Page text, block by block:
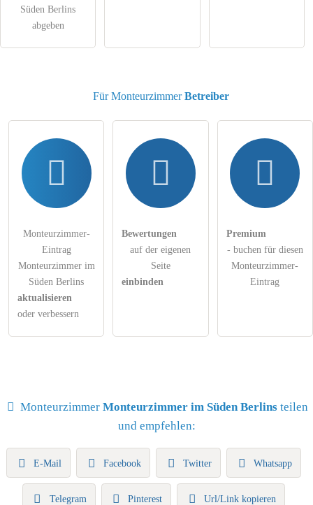
Klicken Sie hier um eine
Monteurzimmer-Eintrag zu stellen
Süden Berlins
abgeben
Für MonteurzimmerBetreiber
Monteurzimmer-
Eintrag
Monteurzimmer im
Süden Berlins
aktualisieren
oder verbessern
Bewertungen
auf der eigenen
Seite
einbinden
Premium
- buchen für diesen
Monteurzimmer-
Eintrag
MonteurzimmerMonteurzimmer im Süden Berlins teilen
und empfehlen:
E-Mail Facebook Twitter Whatsapp
Telegram Pinterest Url/Link kopieren